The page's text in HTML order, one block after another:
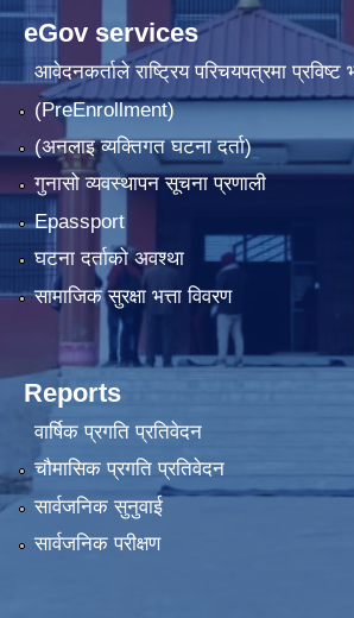
eGov services
आवेदनकर्ताले राष्‍ट्रिय परिचयपत्रमा
(PreEnrollment)
(अनलाइ व्यक्तिगत घटना दर्ता)
गुनासो व्यवस्थापन सूचना प्रणाली
Epassport
घटना दर्ताको अवश्था
सामाजिक सुरक्षा भत्ता विवरण
Reports
वार्षिक प्रगति प्रतिवेदन
चौमासिक प्रगति प्रतिवेदन
सार्वजनिक सुनुवाई
सार्वजनिक परीक्षण